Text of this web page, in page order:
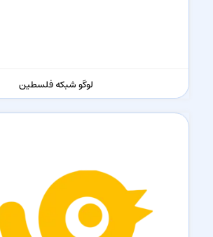
لوگو شبکه فلسطین